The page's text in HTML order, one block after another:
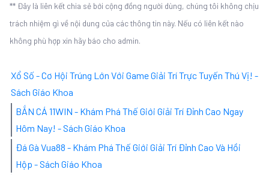
** Đây là liên kết chia sẻ bới cộng đồng người dùng, chúng tôi không chịu
trách nhiệm gì về nội dung của các thông tin này. Nếu có liên kết nào
không phù hợp xin hãy báo cho admin.
Xổ Số - Cơ Hội Trúng Lớn Với Game Giải Trí Trực Tuyến Thú Vị! -
Sách Giáo Khoa
BẮN CÁ 11WIN - Khám Phá Thế Giới Giải Trí Đỉnh Cao Ngay
Hôm Nay! - Sách Giáo Khoa
Đá Gà Vua88 - Khám Phá Thế Giới Giải Trí Đỉnh Cao Và Hồi
Hộp - Sách Giáo Khoa